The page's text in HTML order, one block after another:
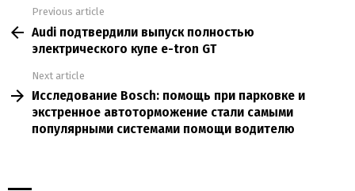
more
Previous article
Audi подтвердили выпуск полностью
электрического купе e-tron GT
Next article
Исследование Bosch: помощь при парковке и
экстренное автоторможение стали самыми
популярными системами помощи водителю